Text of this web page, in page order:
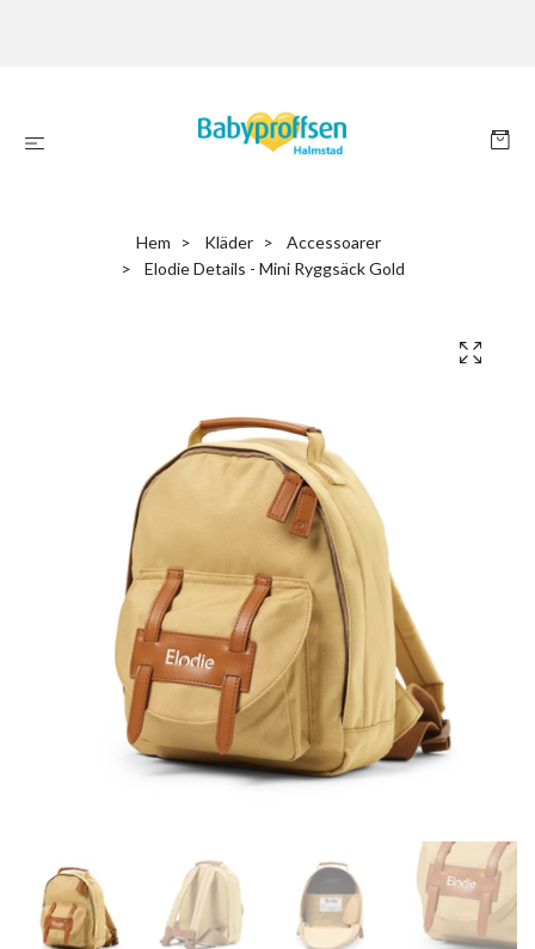
Hem Kläder
Accessoarer
Elodie Details - Mini Ryggsäck Gold